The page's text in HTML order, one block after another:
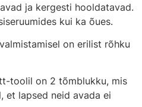
ja kergesti hooldatavad.
kui ka õues.
valmistamisel on erilist rõhku
toolil on 2 tõmblukku, mis
et lapsed neid avada ei